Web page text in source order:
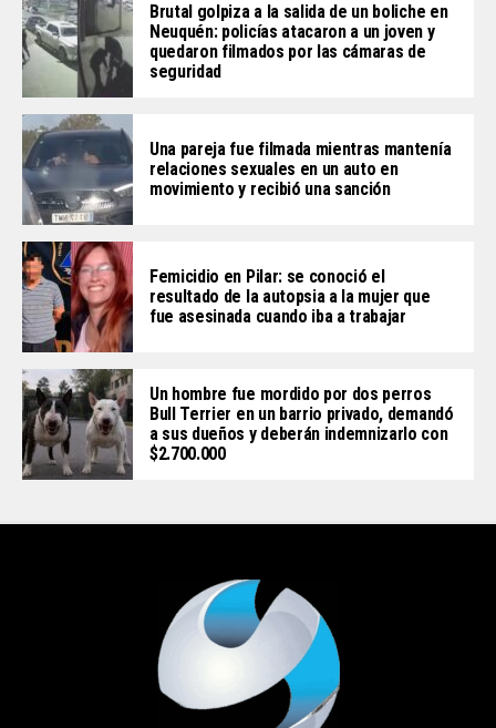
Brutal golpiza a la salida de un boliche en
Neuquén: policías atacaron a un joven y
quedaron filmados por las cámaras de
seguridad
Una pareja fue filmada mientras mantenía
relaciones sexuales en un auto en
movimiento y recibió una sanción
Femicidio en Pilar: se conoció el
resultado de la autopsia a la mujer que
fue asesinada cuando iba a trabajar
Un hombre fue mordido por dos perros
Bull Terrier en un barrio privado, demandó
a sus dueños y deberán indemnizarlo con
$2.700.000